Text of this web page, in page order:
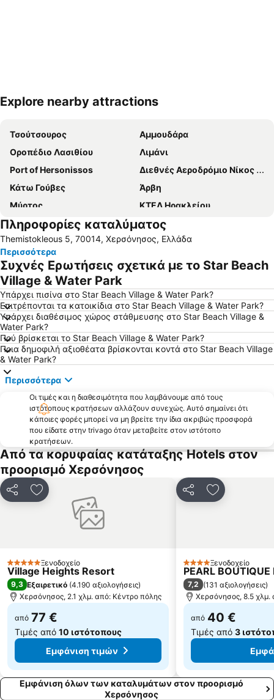
Ανάπτυξη χάρτη
Explore nearby attractions
Τσούτσουρος
Αμμουδάρα
Οροπέδιο Λασιθίου
Λιμάνι
Port of Hersonissos
Διεθνές Αεροδρόμιο Νίκος Καζαντζάκης
Κάτω Γούβες
Άρβη
Μύρτος
ΚΤΕΛ Ηρακλείου
Πλάκα
Πλατεία Ελευθερίας
Ιστορικό Μουσείο Κρήτης
Άγιος Νικόλαος
Κοκκίνη Χάνι
Βούλισμα
Παλαιά Πόλη του Ηρακλείου
Σαραντάρης
Acqua Plus Water Park
Πηλός
Βούλισμα
Παγκρήτιο Στάδιο
Ανάληψη
Καρτερός
Δημοτική Πλαζ Ελούντας
Κιτροπλατεία
Μάλια
Λυγαριά
Λίμνη Βουλισμένη
Αγία Πελαγία
Παλάτι της Κνωσού
ξεροκαμπο
Παραδοσιακός οικισμός Αρχανών
Ανώγεια
Σχίσμα
'Αμμος
Μαρίνα Αγίου Νικολάου
Άγιος Τίτος
Οδός 25ης Αυγούστου
Δυτική Παραλία της Ιεράπετρας
Η Κρήνη του Μοροζίνι
Παναγία Κερά Κριτσάς
Domes of Elounda - Gourmet Festival
Πληροφορίες καταλύματος
Themistokleous 5, 70014, Χερσόνησος, Ελλάδα
Περισσότερα
Συχνές Ερωτήσεις σχετικά με το Star Beach
Village & Water Park
Υπάρχει πισίνα στο Star Beach Village & Water Park?
Επιτρέπονται τα κατοικίδια στο Star Beach Village & Water Park?
Υπάρχει διαθέσιμος χώρος στάθμευσης στο Star Beach Village &
Water Park?
Πού βρίσκεται το Star Beach Village & Water Park?
Ποια δημοφιλή αξιοθέατα βρίσκονται κοντά στο Star Beach Village
& Water Park?
Περισσότερα
Οι τιμές και η διαθεσιμότητα που λαμβάνουμε από τους
ιστότοπους κρατήσεων αλλάζουν συνεχώς. Αυτό σημαίνει ότι
κάποιες φορές μπορεί να μη βρείτε την ίδια ακριβώς προσφορά
που είδατε στην trivago όταν μεταβείτε στον ιστότοπο
κρατήσεων.
Από τα κορυφαίας κατάταξης Hotels στον
προορισμό Χερσόνησος
ΚοινοποίησηΠροσθήκη στα αγαπημένα
5 ΑστέριαΞενοδοχείο
Village Heights Resort
9,3 Εξαιρετικό (4.190 αξιολογήσεις)
Χερσόνησος, 2.1 χλμ. από: Κέντρο πόλης
από 77 €
Τιμές από 10 ιστότοπους
Εμφάνιση τιμών
ΚοινοποίησηΠροσθήκη
4 ΑστέριαΞενοδοχείο
PEARL
7,2 (131 αξιολογήσεις)
Χερσόνησος, 8.5 χλμ.
από 40 €
Τιμές από 3
Εμφάνιση όλων των καταλυμάτων στον προορισμό
Χερσόνησος